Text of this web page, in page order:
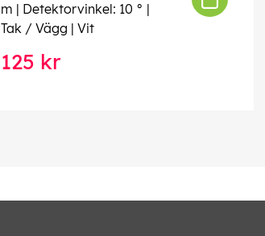
m | Detektorvinkel: 10 ° |
Tak / Vägg | Vit
125 kr